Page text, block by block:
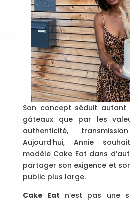
Son concept séduit
gâteaux que par les
authenticité,
Aujourd’hui, Annie
modèle Cake Eat dans
partager son exigence et
public plus large.
Cake Eat n’est pas une